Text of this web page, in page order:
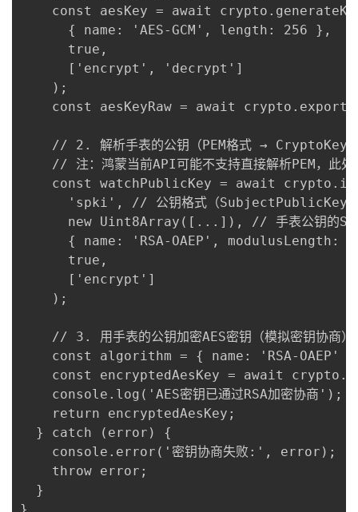
const aesKey = await
      { name: 'AES-GCM', length: 256 },
      true,
      ['encrypt', 'decrypt']
    );
const aesKeyRaw = await
// 2. 解析手表的公钥（PEM格式 → CryptoKey对
// 注：鸿蒙当前API可能不支持直接解析PEM，此处
const watchPublicKey = await
'spki', // 公钥格式（
new Uint8Array([...]), // 手表公钥的SPKI
{ name: 'RSA-OAEP', modulusLength:
      true,
      ['encrypt']
    );
    // 3. 用手表的公钥加密AES密钥（模拟密钥协商）
const algorithm = { name: 'RSA-OAEP'
const encryptedAesKey = await
    console.log('AES密钥已通过RSA加密协商');
    return encryptedAesKey;
  } catch (error) {
    console.error('密钥协商失败:', error);
    throw error;
  }